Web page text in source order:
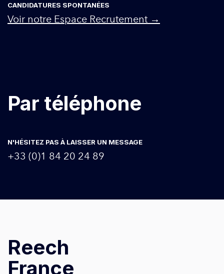
CANDIDATURES SPONTANÉES
Voir notre Espace Recrutement →
Par téléphone
N'HÉSITEZ PAS À LAISSER UN MESSAGE
+33 (0)1 84 20 24 89
Reech
France